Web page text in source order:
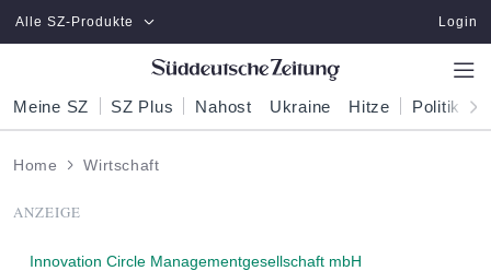
Zum Hauptinhalt springen
Alle SZ-Produkte Login
Meine SZ SZ Plus Nahost Ukraine Hitze Politik
Home Wirtschaft
ANZEIGE
Innovation Circle Managementgesellschaft mbH